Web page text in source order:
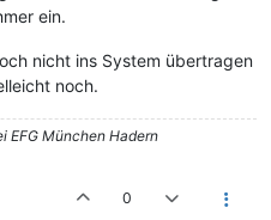
ein.
nicht ins System übertragen
noch.
EFG München Hadern
0